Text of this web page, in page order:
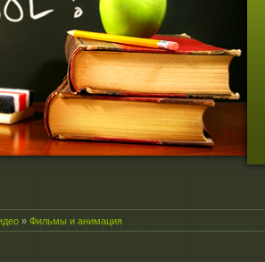
» Фильмы и анимация